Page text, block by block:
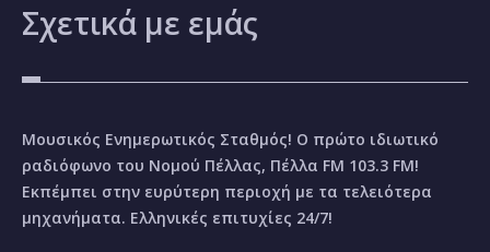
Σχετικά με εμάς
Μουσικός Ενημερωτικός Σταθμός! Ο πρώτο ιδιωτικό
ραδιόφωνο του Νομού Πέλλας, Πέλλα FM 103.3 FM!
Εκπέμπει στην ευρύτερη περιοχή με τα τελειότερα
μηχανήματα. Ελληνικές επιτυχίες 24/7!